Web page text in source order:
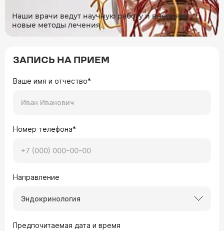
Наши врачи ведут научную работу и внедряют
новые методы лечения.
ЗАПИСЬ НА ПРИЕМ
Ваше имя и отчество*
Номер телефона*
Направление
Эндокринология
Предпочитаемая дата и время